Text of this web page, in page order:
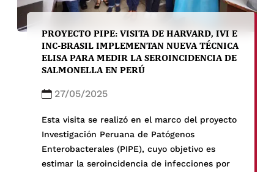
PROYECTO PIPE: VISITA DE HARVARD, IVI E
INC-BRASIL IMPLEMENTAN NUEVA TÉCNICA
ELISA PARA MEDIR LA SEROINCIDENCIA DE
SALMONELLA EN PERÚ
27/05/2025
Esta visita se realizó en el marco del proyecto
Investigación Peruana de Patógenos
Enterobacterales (PIPE), cuyo objetivo es
estimar la seroincidencia de infecciones por